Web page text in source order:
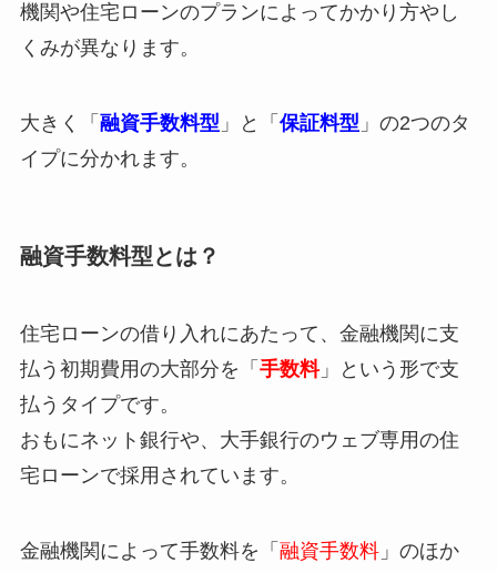
機関や住宅ローンのプランによってかかり方やし
くみが異なります。
大きく「 融資手数料型 」と「 保証料型 」の2つのタ
イプに分かれます。
融資手数料型とは？
住宅ローンの借り入れにあたって、金融機関に支
払う初期費用の大部分を「 手数料」という形で支
払うタイプです。
おもにネット銀行や、大手銀行のウェブ専用の住
宅ローンで採用されています。
金融機関によって手数料を「 融資手数料」のほか